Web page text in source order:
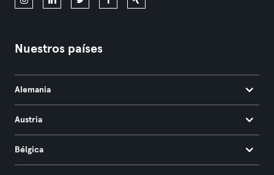
Nuestros países
Alemania
Austria
Bélgica